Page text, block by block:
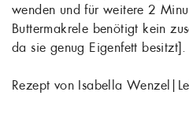
wenden und für weitere 2
Buttermakrele benötigt kein
da sie genug Eigenfett besitzt].
Rezept von Isabella